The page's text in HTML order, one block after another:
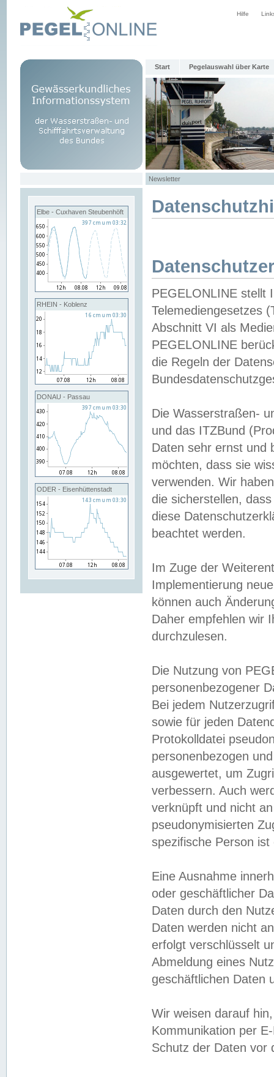
Hilfe
Start Pegelauswahl über Karte
Newsletter
Elbe - Cuxhaven Steubenhöft
RHEIN - Koblenz
DONAU - Passau
ODER - Eisenhüttenstadt
PEGELONLINE stellt
Telemediengesetzes
Abschnitt VI als
PEGELONLINE
die Regeln der
Die Wasserstraßen-
und das ITZBund
Daten sehr ernst und
möchten, dass sie
verwenden. Wir
die sicherstellen,
diese
beachtet werden.
Im Zuge der
Implementierung
können auch
Daher empfehlen wir
durchzulesen.
Die Nutzung von
personenbezogener
Bei jedem
sowie für jeden
Protokolldatei
personenbezogen
ausgewertet, um
verbessern. Auch
verknüpft und nicht
pseudonymisierten
spezifische Person
Eine Ausnahme
oder geschäftlicher
Daten durch den
Daten werden nicht
erfolgt verschlüsselt
Abmeldung eines
geschäftlichen Daten
Wir weisen darauf
Kommunikation per
Schutz der Daten vor